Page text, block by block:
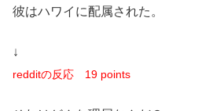
彼はハワイに配属された。
↓
redditの反応 19 points